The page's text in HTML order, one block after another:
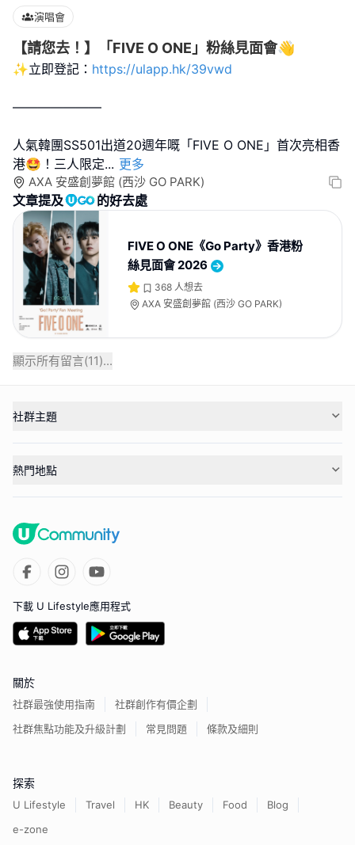
演唱會
【請您去！】「FIVE O ONE」粉絲見面會👋
✨立即登記： https://ulapp.hk/39vwd
———————
人氣韓團SS501出道20週年嘅「FIVE O ONE」首次亮相香
港🤩！三人限定... 更多
AXA 安盛創夢館 (西沙 GO PARK)
文章提及 的好去處
FIVE O ONE《Go Party》香港粉
絲見面會 2026
368 人想去
AXA 安盛創夢館 (西沙 GO PARK)
顯示所有留言(11)...
社群主題
熱門地點
下載 U Lifestyle應用程式
關於
社群最強使用指南
社群創作有價企劃
社群焦點功能及升級計劃
常見問題 條款及細則
探索
U Lifestyle Travel HK Beauty Food
Blog
e-zone